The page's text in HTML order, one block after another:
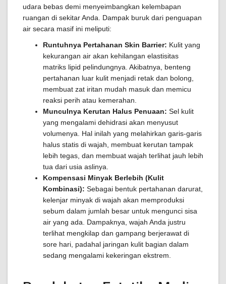
udara bebas demi menyeimbangkan kelembapan
ruangan di sekitar Anda. Dampak buruk dari penguapan
air secara masif ini meliputi:
Runtuhnya Pertahanan Skin Barrier: Kulit yang
kekurangan air akan kehilangan elastisitas
matriks lipid pelindungnya. Akibatnya, benteng
pertahanan luar kulit menjadi retak dan bolong,
membuat zat iritan mudah masuk dan memicu
reaksi perih atau kemerahan.
Munculnya Kerutan Halus Penuaan: Sel kulit
yang mengalami dehidrasi akan menyusut
volumenya. Hal inilah yang melahirkan garis-garis
halus statis di wajah, membuat kerutan tampak
lebih tegas, dan membuat wajah terlihat jauh lebih
tua dari usia aslinya.
Kompensasi Minyak Berlebih (Kulit
Kombinasi): Sebagai bentuk pertahanan darurat,
kelenjar minyak di wajah akan memproduksi
sebum dalam jumlah besar untuk mengunci sisa
air yang ada. Dampaknya, wajah Anda justru
terlihat mengkilap dan gampang berjerawat di
sore hari, padahal jaringan kulit bagian dalam
sedang mengalami kekeringan ekstrem.